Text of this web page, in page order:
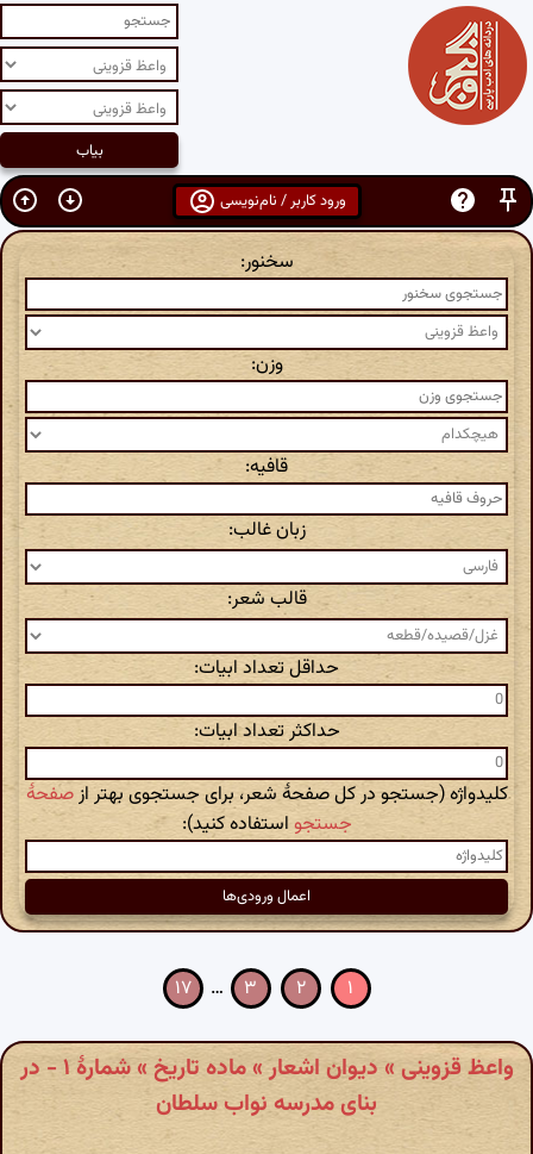
ورود کاربر / نام‌نویسی
سخنور:
وزن:
قافیه:
زبان غالب:
قالب شعر:
حداقل تعداد ابیات:
حداکثر تعداد ابیات:
کلیدواژه (جستجو در کل صفحهٔ شعر، برای جستجوی بهتر ازصفحهٔ
جستجو استفاده کنید):
۱ ۲ ۳ … ۱۷
واعظ قزوینی » دیوان اشعار » ماده تاریخ » شمارهٔ ۱ - در
بنای مدرسه نواب سلطان